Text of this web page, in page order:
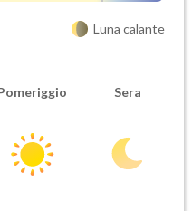
Luna calante
Sera